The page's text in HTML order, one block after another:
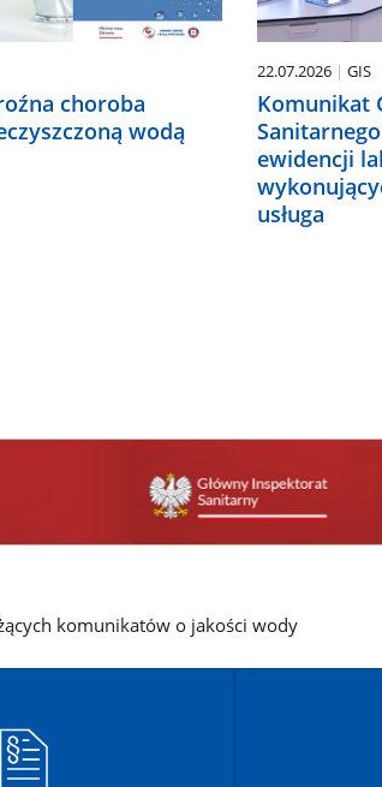
choroba
wodą
22.07.2026 GIS
Komunikat
ewidencji
usługa
komunikatów o jakości wody